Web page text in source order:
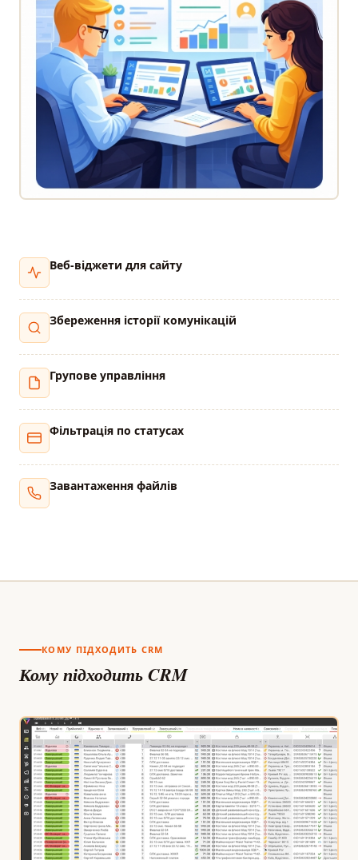
Веб-віджети для сайту
Збереження історії комунікацій
Групове управління
Фільтрація по статусах
Завантаження файлів
КОМУ ПІДХОДИТЬ CRM
Кому підходить CRM